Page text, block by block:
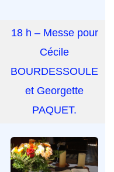
18 h – Messe pour
Cécile
BOURDESSOULE
et Georgette
PAQUET.